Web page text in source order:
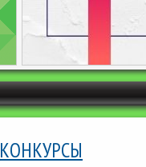
КОНКУРСЫ